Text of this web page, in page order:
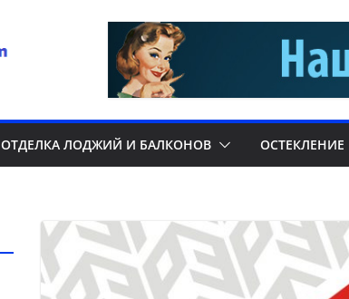
ОТДЕЛКА ЛОДЖИЙ И БАЛКОНОВ ОСТЕКЛЕНИЕ